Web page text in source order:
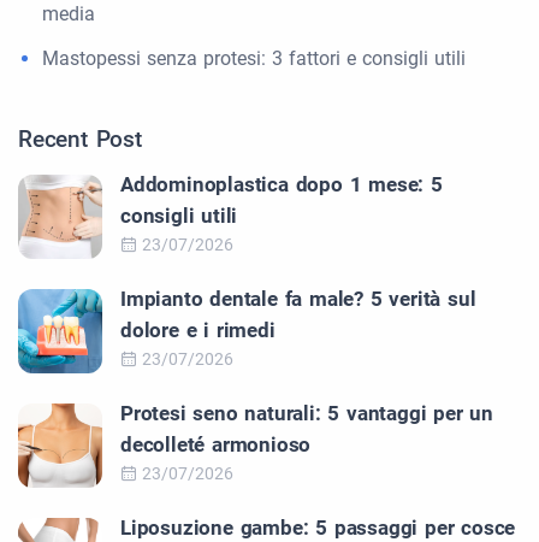
media
Mastopessi senza protesi: 3 fattori e consigli utili
Recent Post
Addominoplastica dopo 1 mese: 5
consigli utili
23/07/2026
Impianto dentale fa male? 5 verità sul
dolore e i rimedi
23/07/2026
Protesi seno naturali: 5 vantaggi per un
decolleté armonioso
23/07/2026
Liposuzione gambe: 5 passaggi per cosce